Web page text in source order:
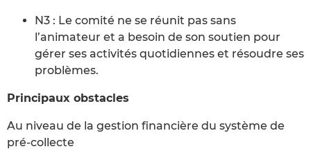
N3 : Le comité ne se réunit pas sans
l’animateur et a besoin de son soutien pour
gérer ses activités quotidiennes et résoudre ses
problèmes.
Principaux obstacles
Au niveau de la gestion financière du système de
pré-collecte